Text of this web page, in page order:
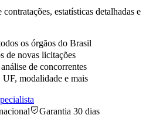
estatísticas detalhadas e
os órgãos do Brasil
de novas licitações
de concorrentes
modalidade e mais
Garantia 30 dias